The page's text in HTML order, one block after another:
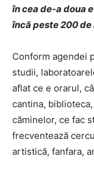
în cea de-a doua
încă peste 200 de
Conform agendei
studii,
aflat ce e orarul,
cantina,
căminelor, ce fac
frecventează
artistică, fanfara,